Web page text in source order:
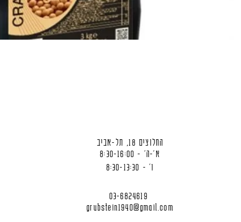
החלוצים 18, תל-אביב
א'-ה' - 8:30-16:00
ו' - 8:30-13:30
03-6824619
grubstein1940@gmail.com